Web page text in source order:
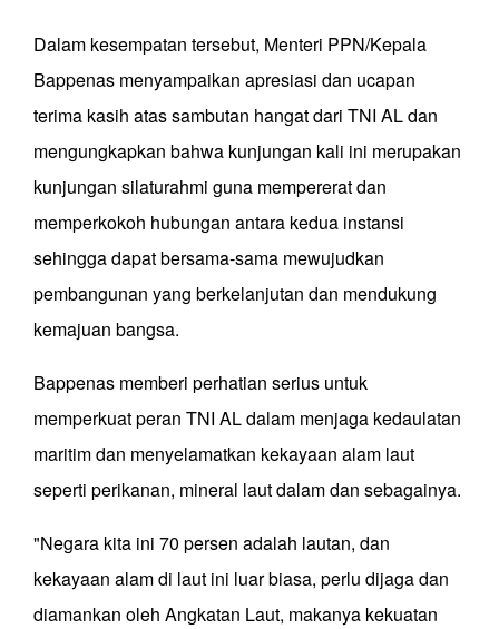
Dalam kesempatan tersebut, Menteri PPN/Kepala
Bappenas menyampaikan apresiasi dan ucapan
terima kasih atas sambutan hangat dari TNI AL dan
mengungkapkan bahwa kunjungan kali ini merupakan
kunjungan silaturahmi guna mempererat dan
memperkokoh hubungan antara kedua instansi
sehingga dapat bersama-sama mewujudkan
pembangunan yang berkelanjutan dan mendukung
kemajuan bangsa.
Bappenas memberi perhatian serius untuk
memperkuat peran TNI AL dalam menjaga kedaulatan
maritim dan menyelamatkan kekayaan alam laut
seperti perikanan, mineral laut dalam dan sebagainya.
"Negara kita ini 70 persen adalah lautan, dan
kekayaan alam di laut ini luar biasa, perlu dijaga dan
diamankan oleh Angkatan Laut, makanya kekuatan